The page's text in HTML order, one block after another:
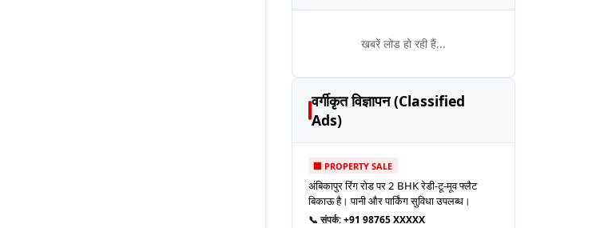
खबरें लोड हो रही हैं...
वर्गीकृत विज्ञापन (Classified
Ads)
🏢 PROPERTY SALE
अंबिकापुर रिंग रोड पर 2 BHK रेडी-टू-मूव फ्लैट
बिकाऊ है। पानी और पार्किंग सुविधा उपलब्ध।
📞 संपर्क:+91 98765 XXXXX